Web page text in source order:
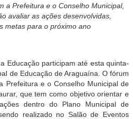
a Prefeitura e o Conselho Municipal,
avaliar as ações desenvolvidas,
metas para o próximo ano
Educação participam até esta quinta-
de Educação de Araguaína. O fórum
Prefeitura e o Conselho Municipal de
que tem como objetivo orientar e
dentro do Plano Municipal de
realizado no Salão de Eventos